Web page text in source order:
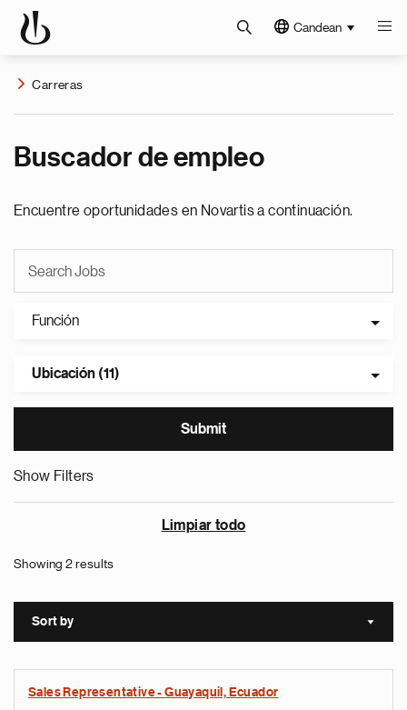
Candean
Carreras
Buscador de empleo
Encuentre oportunidades en Novartis a continuación.
Función
Ubicación (11)
Show Filters
Limpiar todo
Showing 2 results
Sort by Sort
Sales Representative - Guayaquil, Ecuador